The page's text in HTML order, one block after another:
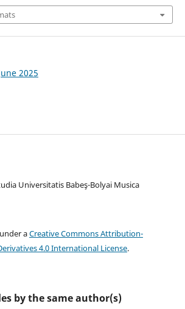
2025
Universitatis Babeş-Bolyai Musica
aCreative Commons Attribution-
4.0 International License.
by the same author(s)